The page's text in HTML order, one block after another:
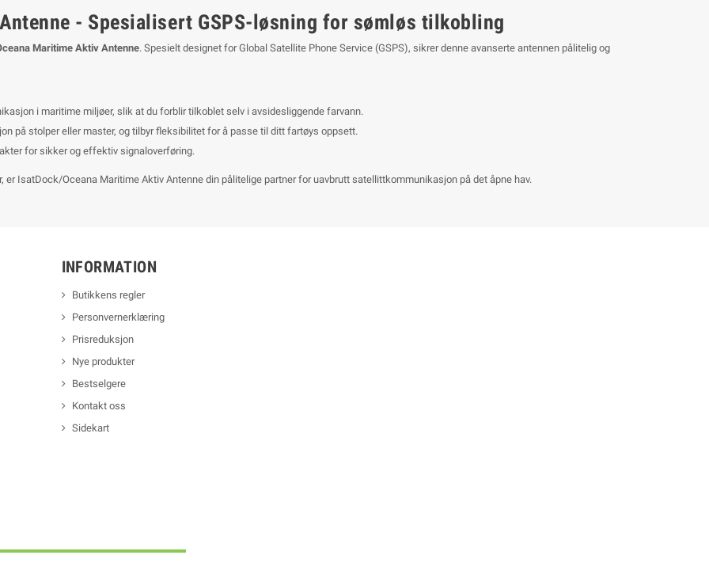
- Spesialisert GSPS-løsning for sømløs tilkobling
Maritime Aktiv Antenne. Spesielt designet for Global Satellite Phone Service (GSPS), sikrer denne avanserte antennen pålitelig og
i maritime miljøer, slik at du forblir tilkoblet selv i avsidesliggende farvann.
på stolper eller master, og tilbyr fleksibilitet for å passe til ditt fartøys oppsett.
for sikker og effektiv signaloverføring.
IsatDock/Oceana Maritime Aktiv Antenne din pålitelige partner for uavbrutt satellittkommunikasjon på det åpne hav.
INFORMATION
Butikkens regler
Personvernerklæring
Prisreduksjon
Nye produkter
Bestselgere
Kontakt oss
Sidekart